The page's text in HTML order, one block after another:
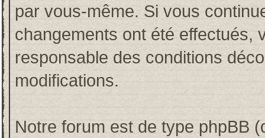
par vous-même. Si vous
changements ont été effectués,
responsable des conditions
modifications.
Notre forum est de type phpBB